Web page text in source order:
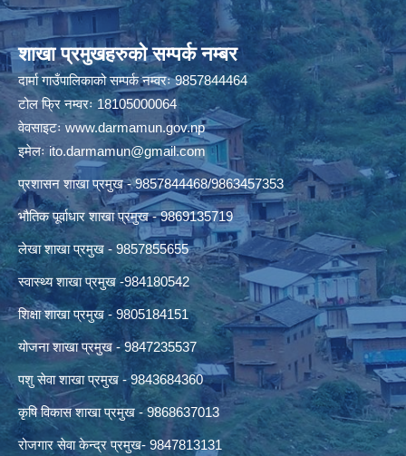
शाखा प्रमुखहरुको सम्पर्क नम्बर
दार्मा गाउँपालिकाको सम्पर्क नम्वरः 9857844464
टोल फ्रि नम्वरः 18105000064
वेवसाइटःwww.darmamun.gov.np
इमेलःito.darmamun@gmail.com
प्रशासन शाखा प्रमुख - 9857844468/9863457353
भौतिक पूर्वाधार शाखा प्रमुख - 9869135719
लेखा शाखा प्रमुख - 9857855655
स्वास्थ्य शाखा प्रमुख -984180542
शिक्षा शाखा प्रमुख - 9805184151
योजना शाखा प्रमुख - 9847235537
पशु सेवा शाखा प्रमुख - 9843684360
कृषि विकास शाखा प्रमुख - 9868637013
रोजगार सेवा केन्द्र प्रमुख- 9847813131